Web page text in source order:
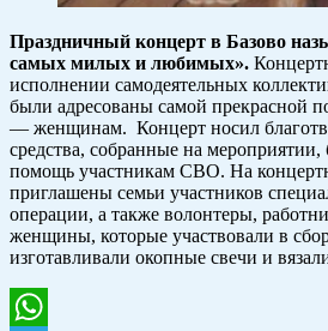
Праздничный концерт в Базово
самых милых и любимых».
исполнении самодеятельных
были адресованы самой прекрасной
— женщинам. Концерт носил
средства, собранные на мероприятии,
помощь участникам СВО. На
приглашены семьи участников
операции, а также волонтеры,
женщины, которые участвовали в
изготавливали окопные свечи и